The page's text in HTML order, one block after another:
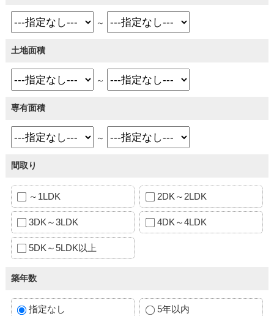
～
土地面積
～
専有面積
～
間取り
～1LDK 2DK～2LDK
3DK～3LDK 4DK～4LDK
5DK～5LDK以上
築年数
指定なし 5年以内